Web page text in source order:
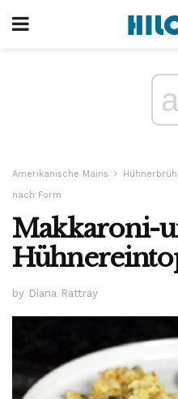
Amerikanische Mains
nach Form
Makkaroni-
by Diana Rattray